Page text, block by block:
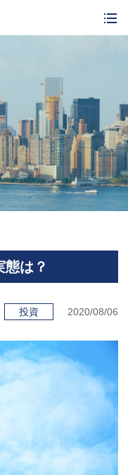
態は？
投資 2020/08/06